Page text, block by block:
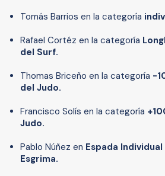
Tomás Barrios en la categoría
Rafael Cortéz en la categoría
del Surf.
Thomas Briceño en la categoría -
del Judo.
Francisco Solís en la categoría
Judo.
Pablo Núñez en Espada
Esgrima.